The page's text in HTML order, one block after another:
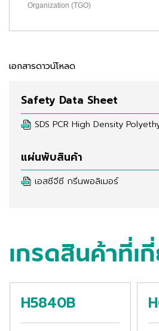
Organization (TGO)
เอกสารดาวน์โหลด
Safety Data Sheet
SDS PCR High Density
แผ่นพับสินค้า
เอสซีจีซี กรีนพอลิเมอร์
เกรดสินค้าที่เ
H5840B